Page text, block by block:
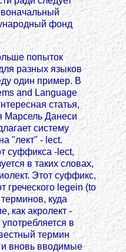
фонд
попыток
разных языков
один пример. В
and Language
статья,
Марсель Данеси
систему
"лект" - lect.
суффикса -lect,
в таких словах,
Этот суффикс,
греческого legein (to
куда
как акролект -
в
термин
и вновь вводимые